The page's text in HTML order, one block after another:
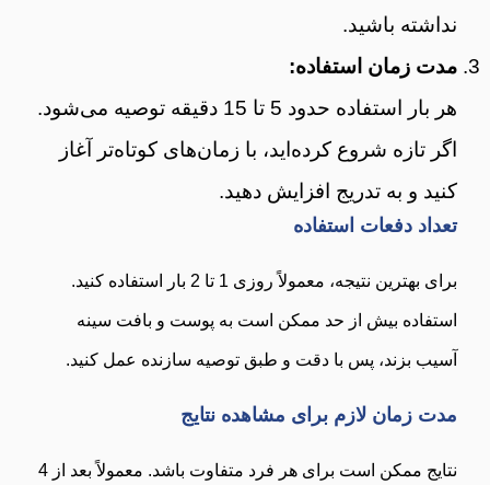
نداشته باشید.
مدت زمان استفاده:
هر بار استفاده حدود 5 تا 15 دقیقه توصیه می‌شود.
اگر تازه شروع کرده‌اید، با زمان‌های کوتاه‌تر آغاز
کنید و به تدریج افزایش دهید.
تعداد دفعات استفاده
برای بهترین نتیجه، معمولاً روزی 1 تا 2 بار استفاده کنید.
استفاده بیش از حد ممکن است به پوست و بافت سینه
آسیب بزند، پس با دقت و طبق توصیه سازنده عمل کنید.
مدت زمان لازم برای مشاهده نتایج
نتایج ممکن است برای هر فرد متفاوت باشد. معمولاً بعد از 4